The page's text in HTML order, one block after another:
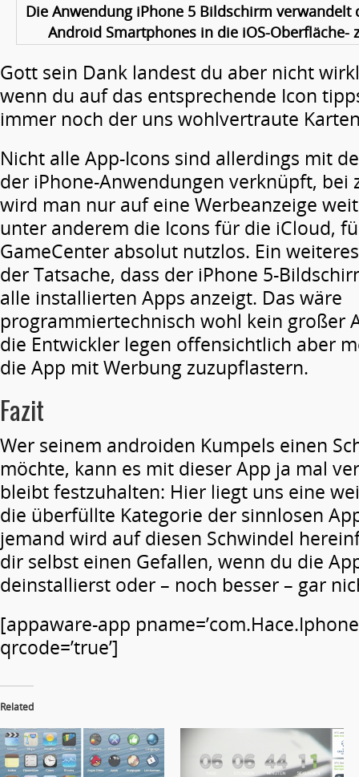
Die Anwendung iPhone 5 Bildschirm verwandelt
Android Smartphones in die iOS-Oberfläche-
Gott sein Dank landest du aber nicht
wenn du auf das entsprechende Icon
immer noch der uns wohlvertraute
Nicht alle App-Icons sind allerdings mit
der iPhone-Anwendungen verknüpft, bei
wird man nur auf eine Werbeanzeige
unter anderem die Icons für die iCloud,
GameCenter absolut nutzlos. Ein
der Tatsache, dass der iPhone 5-
alle installierten Apps anzeigt. Das wäre
programmiertechnisch wohl kein großer
die Entwickler legen offensichtlich aber
die App mit Werbung zuzupflastern.
Fazit
Wer seinem androiden Kumpels einen
möchte, kann es mit dieser App ja mal
bleibt festzuhalten: Hier liegt uns eine
die überfüllte Kategorie der sinnlosen
jemand wird auf diesen Schwindel
dir selbst einen Gefallen, wenn du die
deinstallierst oder – noch besser – gar
[appaware-app
qrcode=’true’]
Related